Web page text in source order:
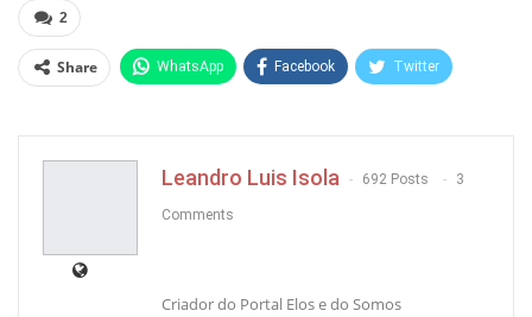
2
Share WhatsApp Facebook Twitter
Leandro Luis Isola 692 Posts 3
Comments
Criador do Portal Elos e do Somos